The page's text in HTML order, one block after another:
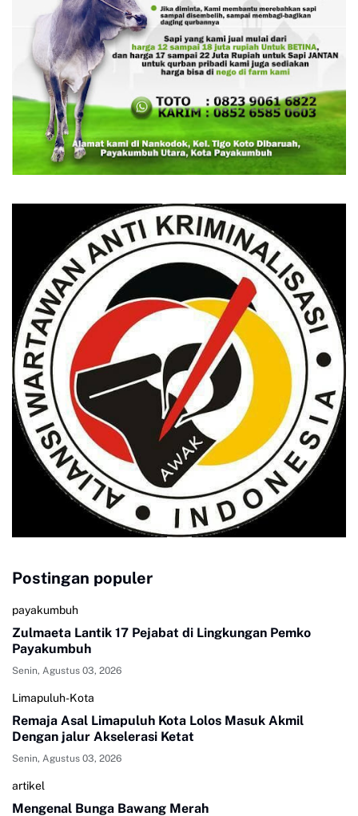
Postingan populer
payakumbuh
Zulmaeta Lantik 17 Pejabat di Lingkungan Pemko
Payakumbuh
Senin, Agustus 03, 2026
Limapuluh-Kota
Remaja Asal Limapuluh Kota Lolos Masuk Akmil
Dengan jalur Akselerasi Ketat
Senin, Agustus 03, 2026
artikel
Mengenal Bunga Bawang Merah